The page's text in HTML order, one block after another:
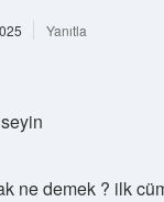
Yanıtla
ne demek ? ilk